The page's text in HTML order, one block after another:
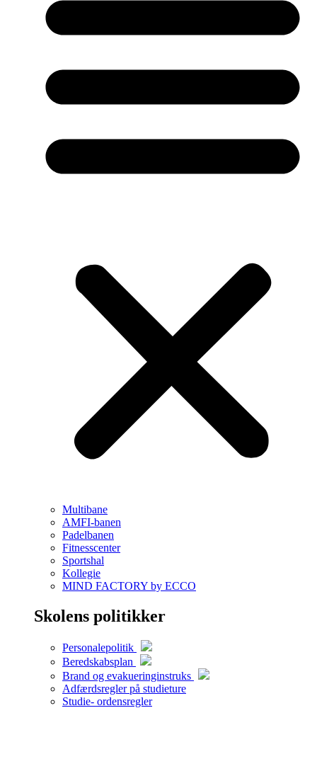
Multibane
AMFI-banen
Padelbanen
Fitnesscenter
Sportshal
Kollegie
MIND FACTORY by ECCO
Skolens politikker
Personalepolitik
Beredskabsplan
Brand og evakueringinstruks
Adfærdsregler på studieture
Studie- ordensregler